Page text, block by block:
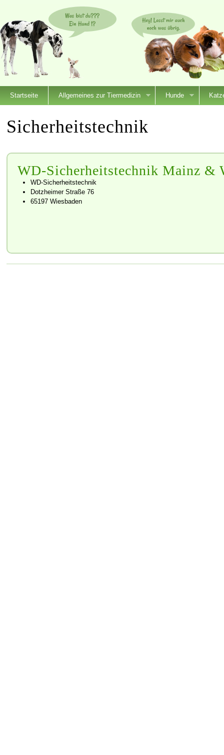
Startseite Allgemeines zur Tiermedizin Hunde
Sicherheitstechnik
WD-Sicherheitstechnik Mainz &
WD-Sicherheitstechnik
Dotzheimer Straße 76
65197 Wiesbaden